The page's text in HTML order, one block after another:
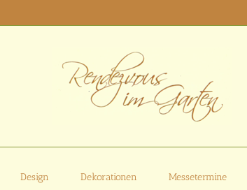
Design Dekorationen Messetermine